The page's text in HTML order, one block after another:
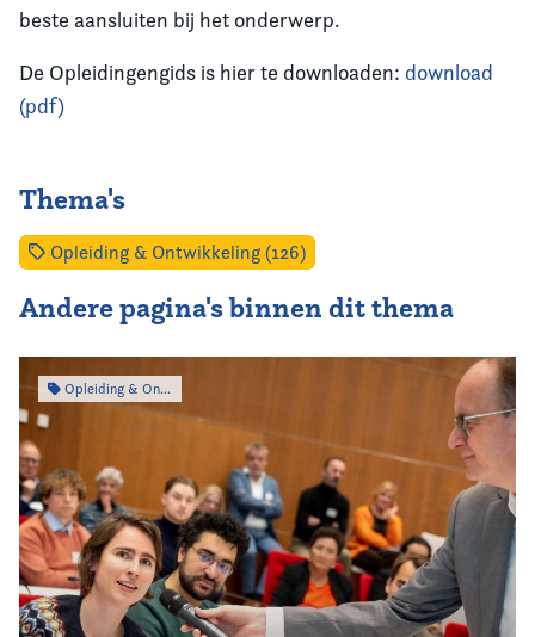
beste aansluiten bij het onderwerp.
De Opleidingengids is hier te downloaden: download
(pdf)
Thema's
Opleiding & Ontwikkeling (126)
Andere pagina's binnen dit thema
Opleiding & Ontwikkeling